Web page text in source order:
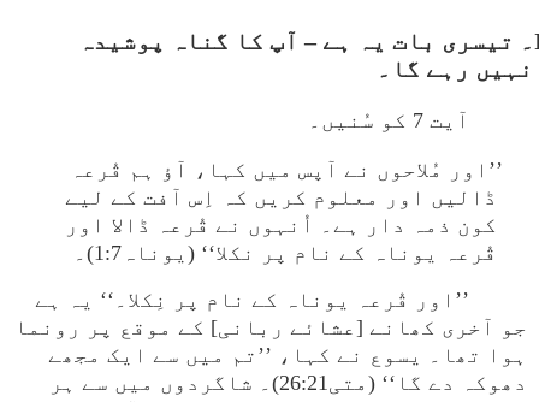
III۔ تیسری بات یہ ہے – آپ کا گناہ پوشیدہ
نہیں رہے گا۔
آیت 7 کو سُنیں۔
’’اور مُلاحوں نے آپس میں کہا، آؤ ہم قُرعہ
ڈالیں اور معلوم کریں کہ اِس آفت کے لیے
کون ذمہ دار ہے۔ اُنہوں نے قُرعہ ڈالا اور
قُرعہ یوناہ کے نام پر نکلا‘‘ (یوناہ1:7)۔
’’اور قُرعہ یوناہ کے نام پر نِکلا۔‘‘ یہ ہے
جو آخری کھانے [عشائے ربانی] کے موقع پر رونما
ہوا تھا۔ یسوع نے کہا، ’’تم میں سے ایک مجھے
دھوکہ دے گا‘‘ (متی26:21)۔ شاگردوں میں سے ہر